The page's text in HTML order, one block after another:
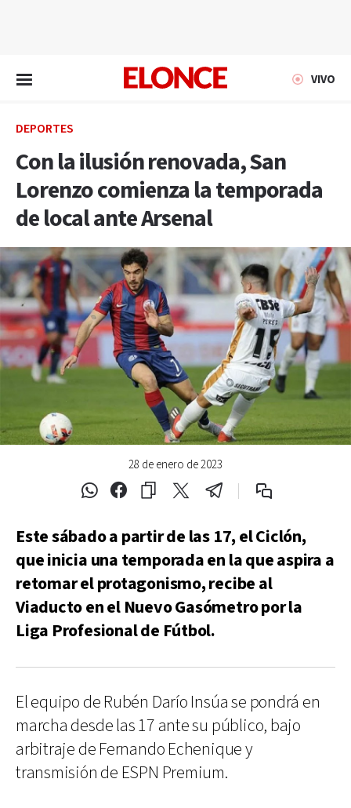
VIVO
DEPORTES
Con la ilusión renovada, San
Lorenzo comienza la temporada
de local ante Arsenal
28 de enero de 2023
Este sábado a partir de las 17, el Ciclón,
que inicia una temporada en la que aspira a
retomar el protagonismo, recibe al
Viaducto en el Nuevo Gasómetro por la
Liga Profesional de Fútbol.
El equipo de Rubén Darío Insúa se pondrá en
marcha desde las 17 ante su público, bajo
arbitraje de Fernando Echenique y
transmisión de ESPN Premium.